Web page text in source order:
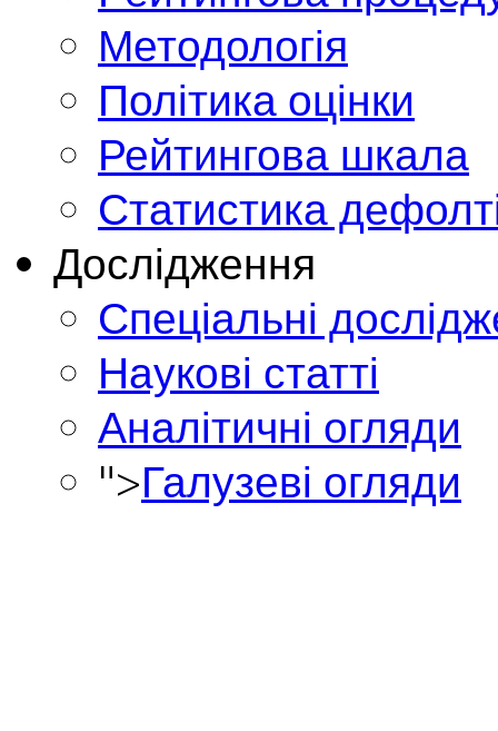
Методологія
Політика оцінки
Рейтингова шкала
Статистика
Дослідження
Спеціальні
Наукові статті
Аналітичні огляди
">Галузеві огляди